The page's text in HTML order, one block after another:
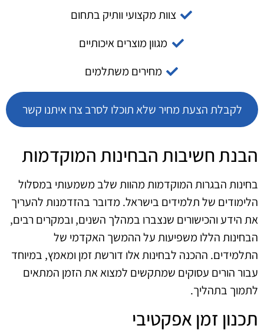
צוות מקצועי וותיק בתחום
מגוון מוצרים איכותיים
מחירים משתלמים
לקבלת הצעת מחיר שלא תוכלו לסרב צרו איתנו קשר
הבנת חשיבות הבחינות המוקדמות
בחינות הבגרות המוקדמות מהוות שלב משמעותי במסלול
הלימודים של תלמידים בישראל. מדובר בהזדמנות להעריך
את הידע והכישורים שנצברו במהלך השנים, ובמקרים רבים,
הבחינות הללו משפיעות על ההמשך האקדמי של
התלמידים. ההכנה לבחינות אלו דורשת זמן ומאמץ, במיוחד
עבור הורים עסוקים שמתקשים למצוא את הזמן המתאים
לתמוך בתהליך.
תכנון זמן אפקטיבי